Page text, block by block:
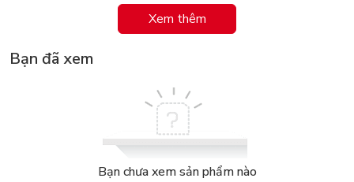
hợp rất nhiều sự kiện bí ẩn chưa lời giải đáp, những hiện tượng
đa dạng phức tạp trên rất nhiều lĩnh vực như thăm dò Trái
đất, bí mật thế giới tự nhiên, bí mật ngoài vũ trụ được trình
lồng ghép trong đó cũng giúp các em biết tìm hiểu, phân biệt
sự thực và hư vô bằng con mắt khoa học, từ trong quá trình
phát hiện không ngừng những vấn đề mới và từng bước phá
giải những bí mật mà thu lượm tri thức, chào đón tương lai
bằng niềm mong đợi và hy vọng tràn trề của tuổi nhỏ
Xem thêm
Bạn đã xem
Bạn chưa xem sản phẩm nào